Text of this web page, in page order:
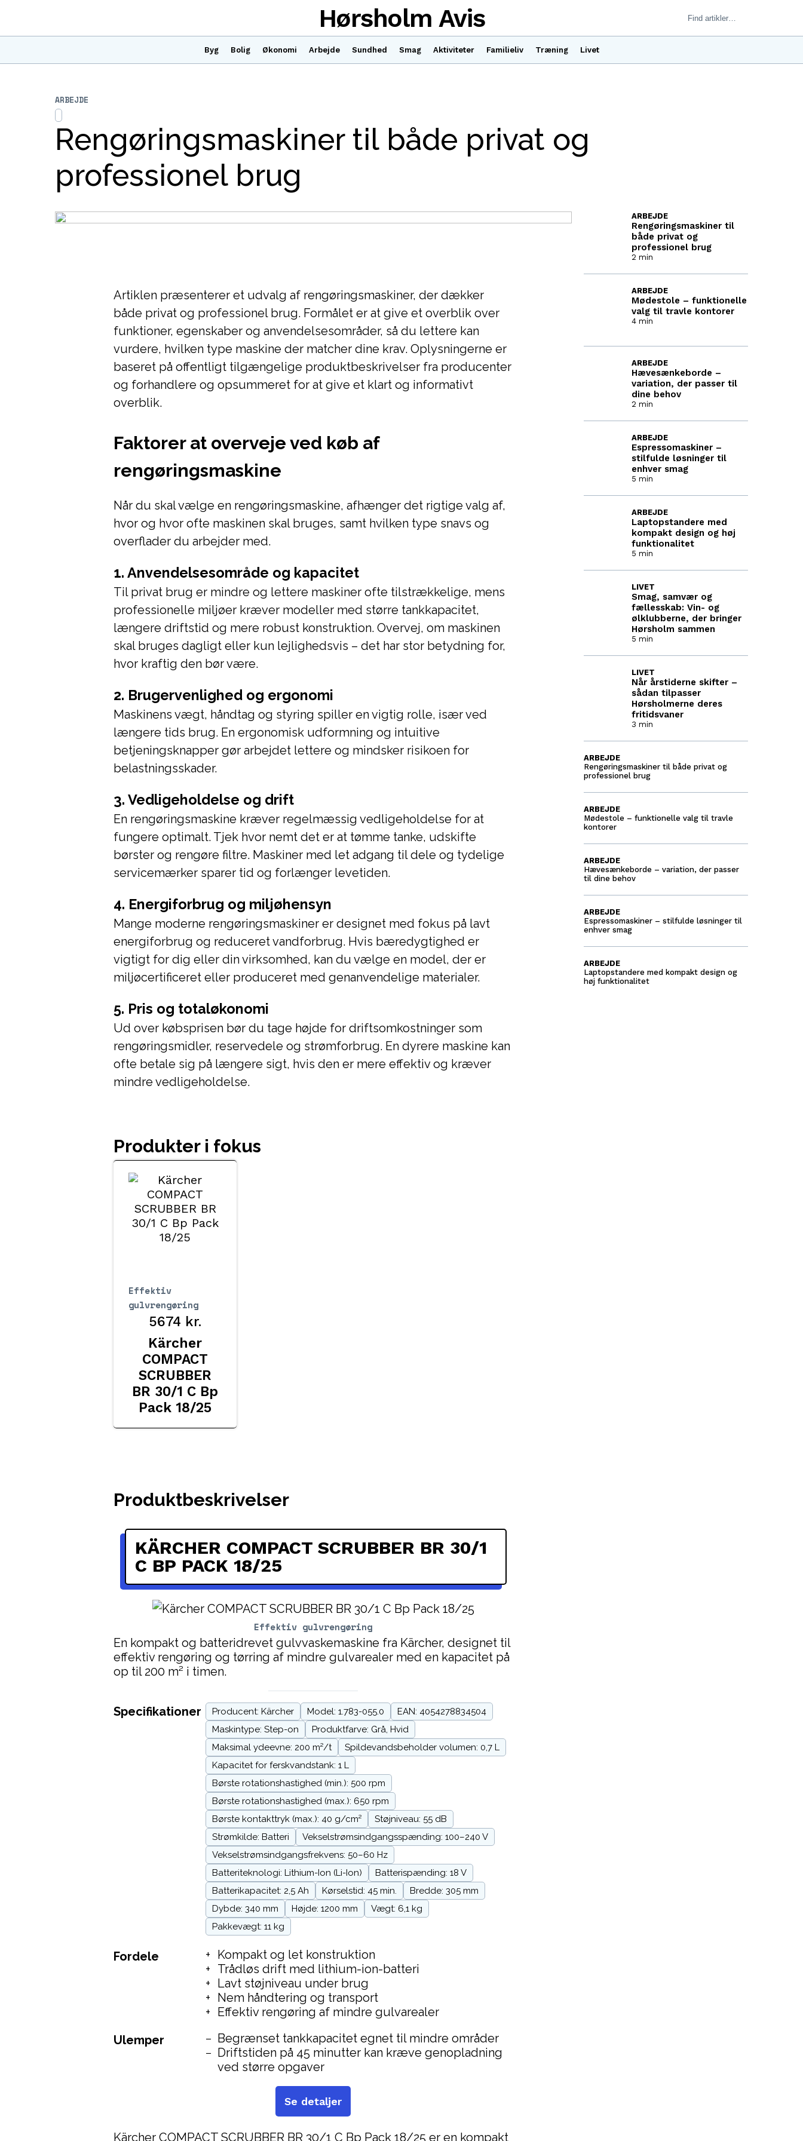
Byg Bolig Økonomi Arbejde Sundhed Smag Aktiviteter Familieliv Træning Livet
Hørsholm Avis
Rengøringsmaskiner til både privat og
professionel brug
ARBEJDE
Artiklen præsenterer et udvalg af rengøringsmaskiner, der dækker
både privat og professionel brug. Formålet er at give et overblik over
funktioner, egenskaber og anvendelsesområder, så du lettere kan
vurdere, hvilken type maskine der matcher dine krav. Oplysningerne er
baseret på offentligt tilgængelige produktbeskrivelser fra producenter
og forhandlere og opsummeret for at give et klart og informativt
overblik.
Faktorer at overveje ved køb af
rengøringsmaskine
Når du skal vælge en rengøringsmaskine, afhænger det rigtige valg af,
hvor og hvor ofte maskinen skal bruges, samt hvilken type snavs og
overflader du arbejder med.
1. Anvendelsesområde og kapacitet
Til privat brug er mindre og lettere maskiner ofte tilstrækkelige, mens
professionelle miljøer kræver modeller med større tankkapacitet,
længere driftstid og mere robust konstruktion. Overvej, om maskinen
skal bruges dagligt eller kun lejlighedsvis – det har stor betydning for,
hvor kraftig den bør være.
2. Brugervenlighed og ergonomi
Maskinens vægt, håndtag og styring spiller en vigtig rolle, især ved
længere tids brug. En ergonomisk udformning og intuitive
betjeningsknapper gør arbejdet lettere og mindsker risikoen for
belastningsskader.
3. Vedligeholdelse og drift
En rengøringsmaskine kræver regelmæssig vedligeholdelse for at
fungere optimalt. Tjek hvor nemt det er at tømme tanke, udskifte
børster og rengøre filtre. Maskiner med let adgang til dele og tydelige
servicemærker sparer tid og forlænger levetiden.
4. Energiforbrug og miljøhensyn
Mange moderne rengøringsmaskiner er designet med fokus på lavt
energiforbrug og reduceret vandforbrug. Hvis bæredygtighed er
vigtigt for dig eller din virksomhed, kan du vælge en model, der er
miljøcertificeret eller produceret med genanvendelige materialer.
5. Pris og totaløkonomi
Ud over købsprisen bør du tage højde for driftsomkostninger som
rengøringsmidler, reservedele og strømforbrug. En dyrere maskine kan
ofte betale sig på længere sigt, hvis den er mere effektiv og kræver
mindre vedligeholdelse.
Produkter i fokus
Effektiv
gulvrengøring
Kärcher
COMPACT
SCRUBBER
BR 30/1 C Bp
Pack 18/25
5674 kr.
Produktbeskrivelser
Effektiv gulvrengøring
KÄRCHER COMPACT SCRUBBER BR 30/1
C BP PACK 18/25
En kompakt og batteridrevet gulvvaskemaskine fra Kärcher, designet til
effektiv rengøring og tørring af mindre gulvarealer med en kapacitet på
op til 200 m² i timen.
Kärcher COMPACT SCRUBBER BR 30/1 C Bp Pack 18/25 er en kompakt
Fordele
Kompakt og let konstruktion
Trådløs drift med lithium-ion-batteri
Lavt støjniveau under brug
Nem håndtering og transport
Effektiv rengøring af mindre gulvarealer
Ulemper
Begrænset tankkapacitet egnet til mindre områder
Driftstiden på 45 minutter kan kræve genopladning
ved større opgaver
Specifikationer Producent: Kärcher Model: 1.783-055.0
EAN: 4054278834504
Maskintype: Step-on
Produktfarve: Grå, Hvid
Maksimal ydeevne: 200 m²/t
Spildevandsbeholder volumen: 0,7 L
Kapacitet for ferskvandstank: 1 L
Børste rotationshastighed (min.): 500 rpm
Børste rotationshastighed (max.): 650 rpm
Børste kontakttryk (max.): 40 g/cm²
Støjniveau: 55 dB
Strømkilde: Batteri
Vekselstrømsindgangsspænding: 100–240 V
Vekselstrømsindgangsfrekvens: 50–60 Hz
Batteriteknologi: Lithium-Ion (Li-Ion)
Batterispænding: 18 V
Batterikapacitet: 2,5 Ah
Kørselstid: 45 min.
Bredde: 305 mm
Dybde: 340 mm
Højde: 1200 mm
Vægt: 6,1 kg
Pakkevægt: 11 kg
Se detaljer
Rengøringsmaskiner til
både privat og
professionel brug
ARBEJDE
2 min
Mødestole – funktionelle
valg til travle kontorer
ARBEJDE
4 min
Hævesænkeborde –
variation, der passer til
dine behov
ARBEJDE
2 min
Espressomaskiner –
stilfulde løsninger til
enhver smag
ARBEJDE
5 min
Laptopstandere med
kompakt design og høj
funktionalitet
ARBEJDE
5 min
Smag, samvær og
fællesskab: Vin- og
ølklubberne, der bringer
Hørsholm sammen
LIVET
5 min
Når årstiderne skifter –
sådan tilpasser
Hørsholmerne deres
fritidsvaner
LIVET
3 min
Rengøringsmaskiner til både privat og
professionel brug
ARBEJDE
Mødestole – funktionelle valg til travle
kontorer
ARBEJDE
Hævesænkeborde – variation, der passer
til dine behov
ARBEJDE
Espressomaskiner – stilfulde løsninger til
enhver smag
ARBEJDE
Laptopstandere med kompakt design og
høj funktionalitet
ARBEJDE